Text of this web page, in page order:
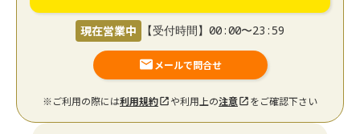
現在営業中 【受付時間】00:00〜23:59
メールで問合せ
※ご利用の際には利用規約 や利用上の注意 をご確認下さい